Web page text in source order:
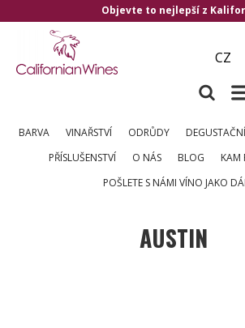
Objevte to nejlepší z
CZ
BARVA VINAŘSTVÍ ODRŮDY
PŘÍSLUŠENSTVÍ
O NÁS BLOG
KAM
POŠLETE S NÁMI VÍNO JAKO
AUSTIN